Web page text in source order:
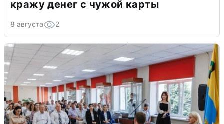
кражу денег с чужой карты
8 августа 2